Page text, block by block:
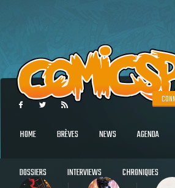
HOME BRÈVES NEWS AGENDA
DOSSIERS INTERVIEWS CHRONIQUES